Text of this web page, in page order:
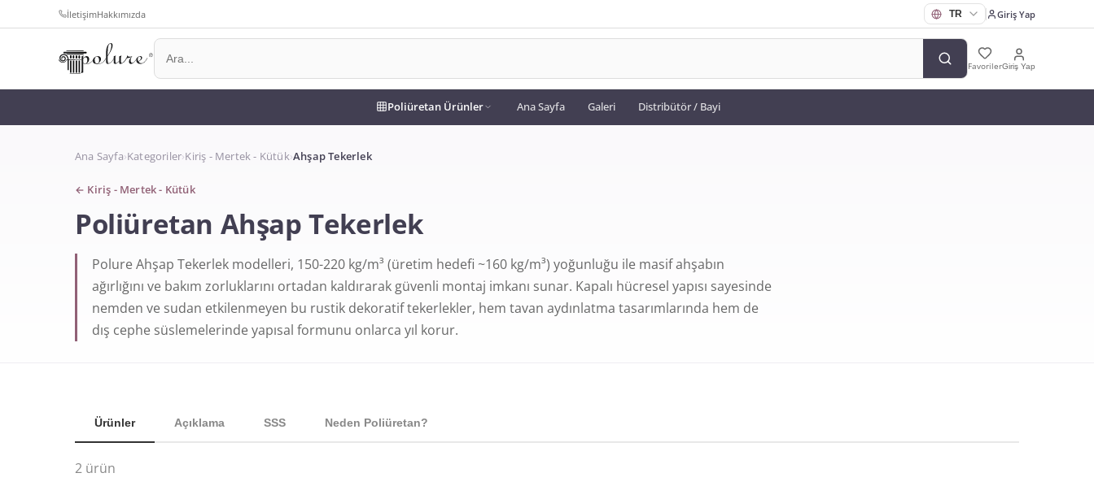
İletişimHakkımızda Giriş Yap
FavorilerGiriş Yap
Poliüretan Ürünler Ana Sayfa Galeri Distribütör / Bayi
Ana Sayfa›Kategoriler›Kiriş - Mertek - Kütük›Ahşap Tekerlek
← Kiriş - Mertek - Kütük
Poliüretan Ahşap Tekerlek
Polure Ahşap Tekerlek modelleri, 150-220 kg/m³ (üretim hedefi ~160 kg/m³) yoğunluğu ile masif ahşabın
ağırlığını ve bakım zorluklarını ortadan kaldırarak güvenli montaj imkanı sunar. Kapalı hücresel yapısı sayesinde
nemden ve sudan etkilenmeyen bu rustik dekoratif tekerlekler, hem tavan aydınlatma tasarımlarında hem de
dış cephe süslemelerinde yapısal formunu onlarca yıl korur.
Ürünler Açıklama SSS Neden Poliüretan?
2 ürün